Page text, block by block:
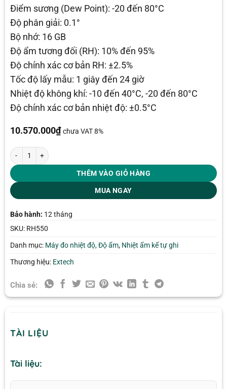
Điểm sương (Dew Point): -20 đến 80°C
Độ phân giải: 0.1°
Bộ nhớ: 16 GB
Độ ẩm tương đối (RH): 10% đến 95%
Độ chính xác cơ bản RH: ±2.5%
Tốc độ lấy mẫu: 1 giây đến 24 giờ
Nhiệt độ không khí: -10 đến 40°C, -20 đến 80°C
Độ chính xác cơ bản nhiệt độ: ±0.5°C
10.570.000₫ chưa VAT 8%
Máy ghi biểu đồ nhiệt độ độ ẩm Extech RH550 số lượng
THÊM VÀO GIỎ HÀNG
MUA NGAY
Bảo hành: 12 tháng
SKU: RH550
Danh mục: Máy đo nhiệt độ, Độ ẩm, Nhiệt ẩm kế tự ghi
Thương hiệu: Extech
Chia sẻ:
TÀI LIỆU
Tài liệu: